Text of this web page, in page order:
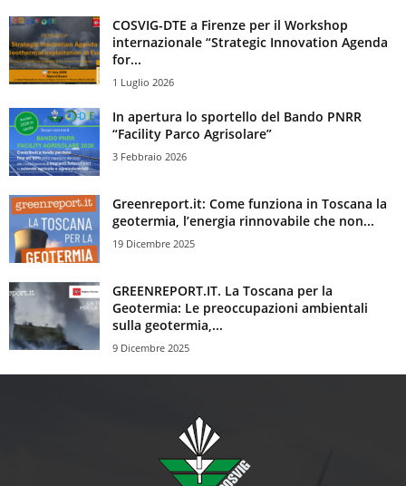
COSVIG-DTE a Firenze per il Workshop
internazionale “Strategic Innovation Agenda
for...
1 Luglio 2026
In apertura lo sportello del Bando PNRR
“Facility Parco Agrisolare”
3 Febbraio 2026
Greenreport.it: Come funziona in Toscana la
geotermia, l’energia rinnovabile che non...
19 Dicembre 2025
GREENREPORT.IT. La Toscana per la
Geotermia: Le preoccupazioni ambientali
sulla geotermia,...
9 Dicembre 2025